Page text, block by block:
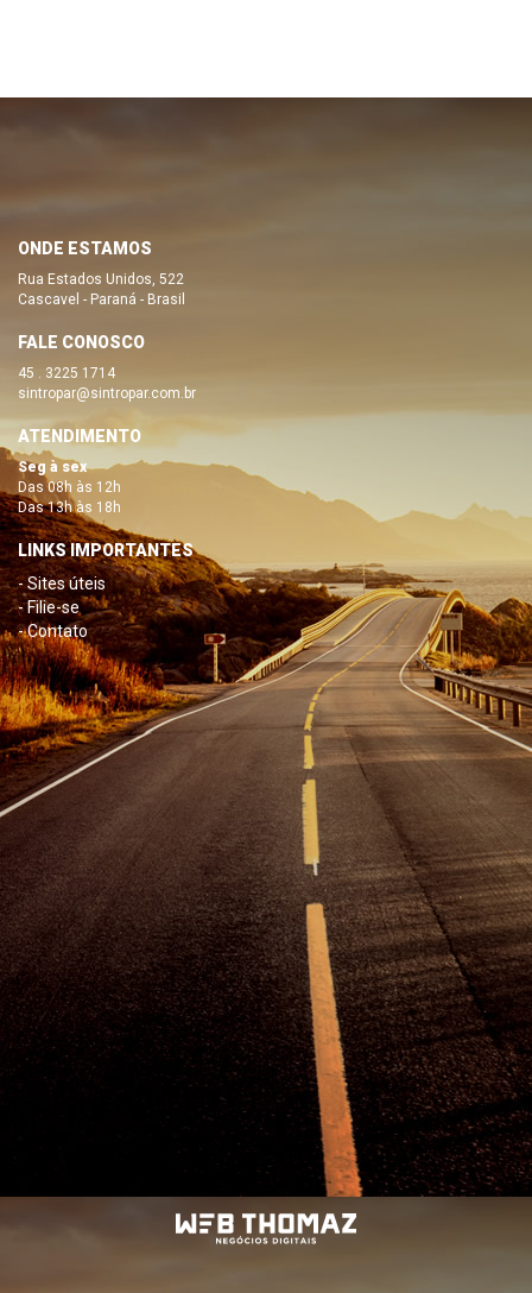
ONDE ESTAMOS
Rua Estados Unidos, 522
Cascavel - Paraná - Brasil
FALE CONOSCO
45 . 3225 1714
sintropar@sintropar.com.br
ATENDIMENTO
Seg à sex
Das 08h às 12h
Das 13h às 18h
LINKS IMPORTANTES
- Sites úteis
- Filie-se
- Contato